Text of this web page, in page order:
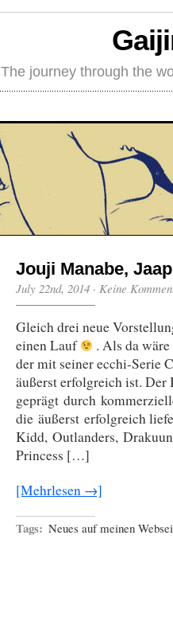
The journey through the
Jouji Manabe,
July 22nd, 2014 · Keine
Gleich drei neue
einen Lauf
. Als da
der mit seiner ecchi-Serie
äußerst erfolgreich ist.
geprägt durch
die äußerst erfolgreich
Kidd, Outlanders,
Princess […]
[Mehrlesen →]
Tags: Neues auf meinen